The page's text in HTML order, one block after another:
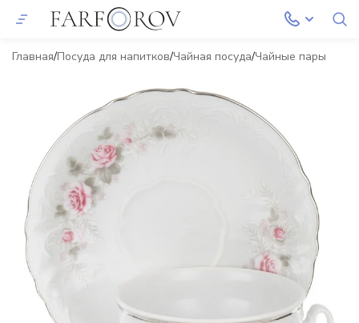
Главная Посуда для напитков Чайная посуда Чайные пары